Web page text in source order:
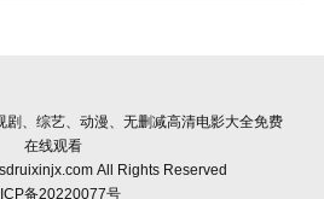
剧、综艺、动漫、无删减高清电影大全免费
在线观看
All Rights Reserved
备20220077号